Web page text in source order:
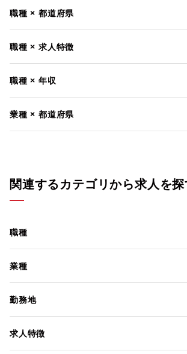
職種 × 都道府県
職種 × 求人特徴
職種 × 年収
業種 × 都道府県
関連するカテゴリから求人を探
職種
業種
勤務地
求人特徴